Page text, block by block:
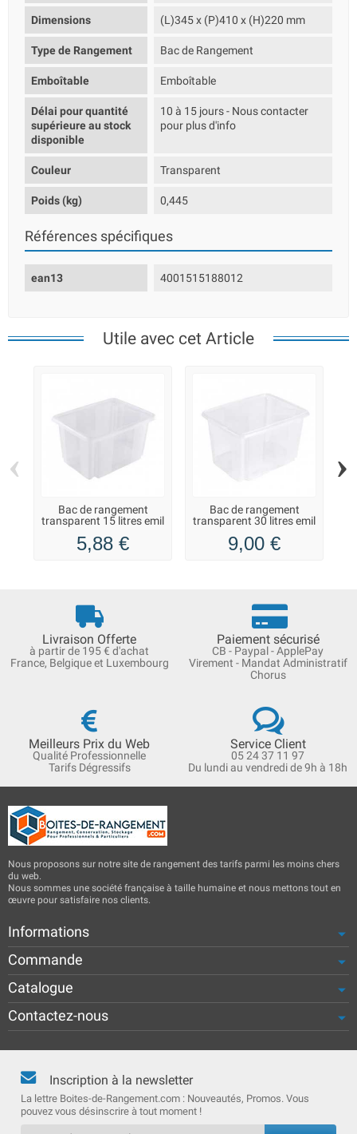
Dimensions (L)345 x (P)410 x (H)220 mm
Type de Rangement Bac de Rangement
Emboîtable Emboîtable
Délai pour quantité
supérieure au stock
disponible
10 à 15 jours - Nous contacter
pour plus d'info
Couleur Transparent
Poids (kg) 0,445
Références spécifiques
ean13 4001515188012
Utile avec cet Article
Bac de rangement
transparent 15 litres emil
5,88 €
Bac de rangement
transparent 30 litres emil
9,00 €
‹ ›
Livraison Offerte
à partir de 195 € d'achat
France, Belgique et Luxembourg
Paiement sécurisé
CB - Paypal - ApplePay
Virement - Mandat Administratif
Chorus
Meilleurs Prix du Web
Qualité Professionnelle
Tarifs Dégressifs
Service Client
05 24 37 11 97
Du lundi au vendredi de 9h à 18h
Nous proposons sur notre site de rangement des tarifs parmi les moins chers
du web.
Nous sommes une société française à taille humaine et nous mettons tout en
œuvre pour satisfaire nos clients.
Informations
Commande
Catalogue
Contactez-nous
Inscription à la newsletter
La lettre Boites-de-Rangement.com : Nouveautés, Promos. Vous
pouvez vous désinscrire à tout moment !